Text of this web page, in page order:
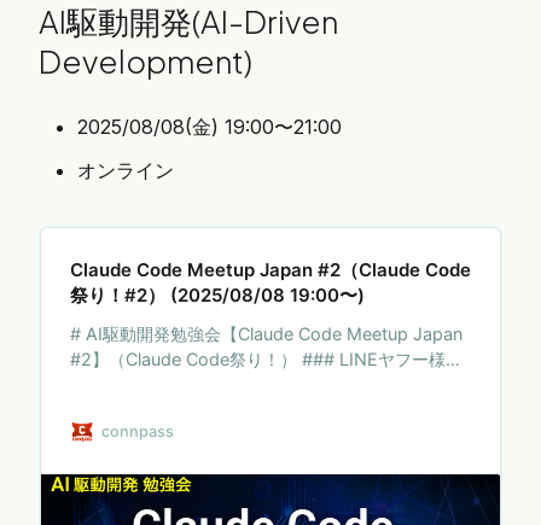
AI駆動開発(AI-Driven
Development)
2025/08/08(金) 19:00〜21:00
オンライン
Claude Code Meetup Japan #2（Claude Code
祭り！#2） (2025/08/08 19:00〜)
# AI駆動開発勉強会【Claude Code Meetup Japan
#2】（Claude Code祭り！） ### LINEヤフー様に
Development 第2章 「Claude Code」の実践テクニ
Copilot, Cursorをはじめとする開発ツールの登場に
より、コード生成・自動補完のみならず、要件整
connpass